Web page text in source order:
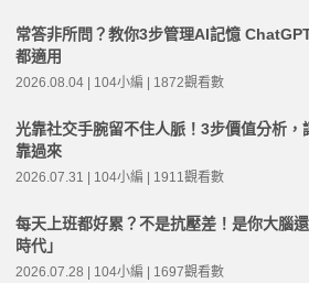
常答非所問？教你3步管理AI記憶
都適用
2026.08.04 | 104小編 | 1872觀看數
光靠社交手腕留不住人脈！3步價值分析，
靠過來
2026.07.31 | 104小編 | 1911觀看數
每天上班都好累？不是抗壓差！是你大腦
時代」
2026.07.28 | 104小編 | 1697觀看數